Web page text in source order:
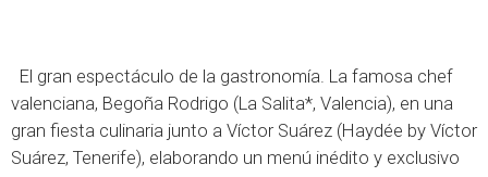
El gran espectáculo de la gastronomía. La famosa chef
valenciana, Begoña Rodrigo (La Salita*, Valencia), en una
gran fiesta culinaria junto a Víctor Suárez (Haydée by Víctor
Suárez, Tenerife), elaborando un menú inédito y exclusivo